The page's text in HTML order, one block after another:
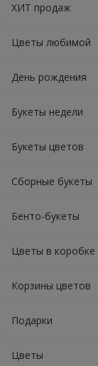
ХИТ продаж
Цветы любимой
День рождения
Букеты недели
Букеты цветов
Сборные букеты
Бенто-букеты
Цветы в коробке
Корзины цветов
Подарки
Цветы